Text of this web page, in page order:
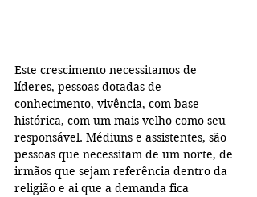
Este crescimento necessitamos de
líderes, pessoas dotadas de
conhecimento, vivência, com base
histórica, com um mais velho como seu
responsável. Médiuns e assistentes, são
pessoas que necessitam de um norte, de
irmãos que sejam referência dentro da
religião e ai que a demanda fica